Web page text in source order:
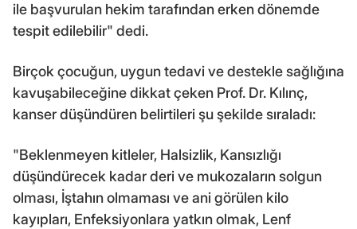
ile başvurulan hekim tarafından erken dönemde
tespit edilebilir" dedi.
Birçok çocuğun, uygun tedavi ve destekle sağlığına
kavuşabileceğine dikkat çeken Prof. Dr. Kılınç,
kanser düşündüren belirtileri şu şekilde sıraladı:
"Beklenmeyen kitleler, Halsizlik, Kansızlığı
düşündürecek kadar deri ve mukozaların solgun
olması, İştahın olmaması ve ani görülen kilo
kayıpları, Enfeksiyonlara yatkın olmak, Lenf